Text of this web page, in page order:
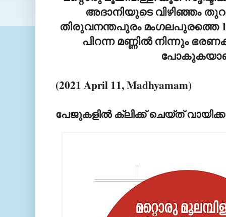
അദാനിയുടെ വിഴിഞ്ഞം
തിരുവനന്തപുരം മംഗലപുരത്തെ
പിറന്ന മണ്ണിൽ നിന്നും
(2021 April 11, Madhyamam)
പേജുകളിൽ ക്ലിക്ക്​ ചെയ്​ത്​